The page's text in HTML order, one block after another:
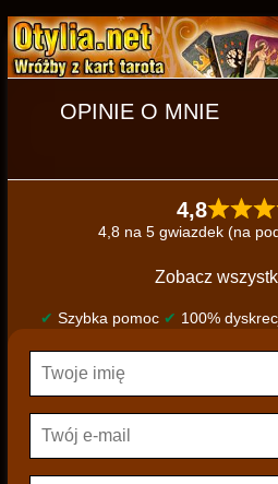
OPINIE O MNIE
4,8
4,8 na 5 gwiazdek (na
Zobacz
✔ Szybka pomoc ✔ 100%